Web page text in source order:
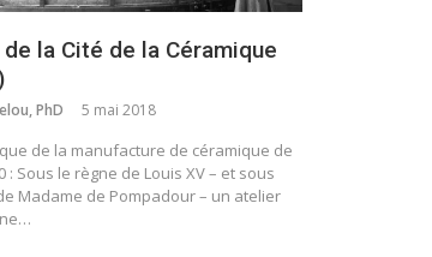
la Cité de la Céramique
PhD 5 mai 2018
de la manufacture de céramique de
: Sous le règne de Louis XV – et sous
Madame de Pompadour – un atelier